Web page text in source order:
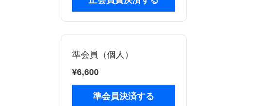
準会員（個人）
¥6,600
準会員決済する